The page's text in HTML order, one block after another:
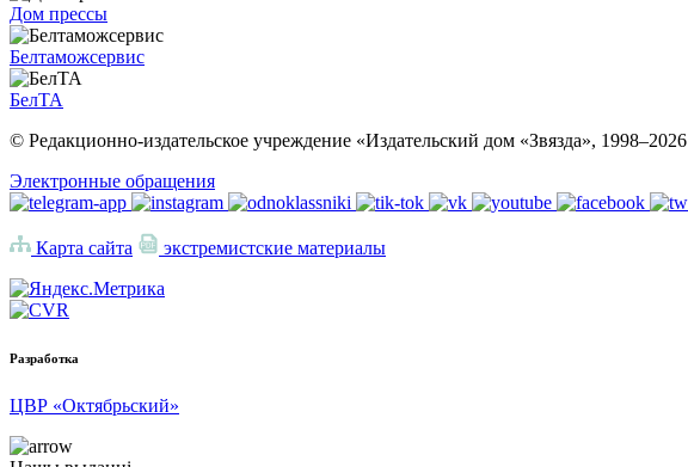
Дом прессы
Белтаможсервис
БелТА
© Редакционно-издательское учреждение «Издательский дом «Звязда», 1998–2026
Электронные обращения
Карта сайта экстремистские материалы
Разработка
ЦВР «Октябрьский»